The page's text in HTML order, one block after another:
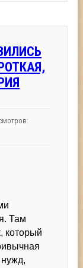
Там
который
нужд,